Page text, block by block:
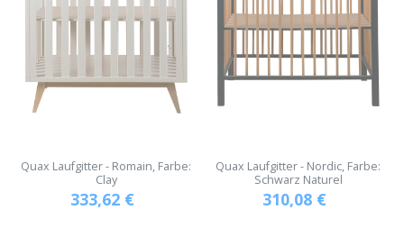
Quax Laufgitter - Romain, Farbe:
Clay
333,62 €
Quax Laufgitter - Nordic, Farbe:
Schwarz Naturel
310,08 €